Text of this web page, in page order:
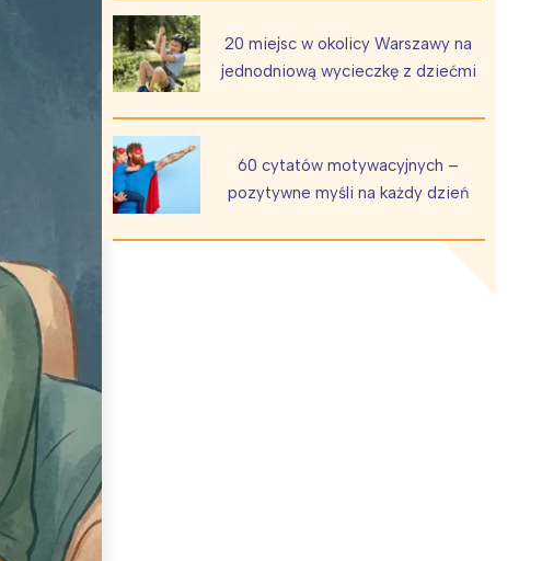
20 miejsc w okolicy Warszawy na
jednodniową wycieczkę z dziećmi
60 cytatów motywacyjnych –
pozytywne myśli na każdy dzień